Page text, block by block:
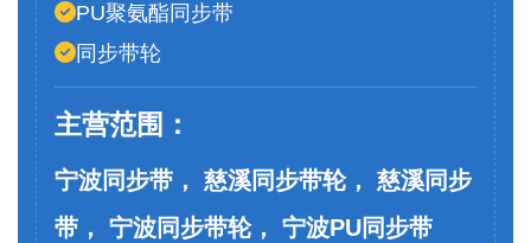
PU聚氨酯同步带
同步带轮
主营范围：
宁波同步带， 慈溪同步带轮， 慈溪同步
带， 宁波同步带轮， 宁波PU同步带